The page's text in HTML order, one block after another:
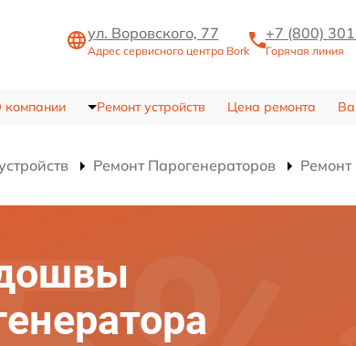
ул. Воровского, 77
Адрес сервисного центра Bork
+7 (800)
Горячая линия
компании Ремонт устройств Цена ремонта
Ремонт Парогенераторов